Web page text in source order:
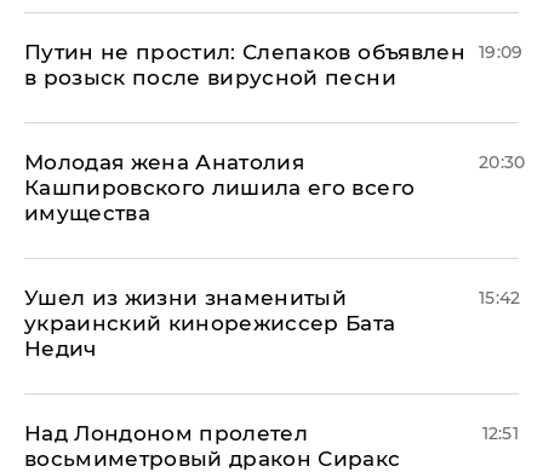
Путин не простил: Слепаков объявлен
в розыск после вирусной песни
19:09
Молодая жена Анатолия
Кашпировского лишила его всего
имущества
20:30
Ушел из жизни знаменитый
украинский кинорежиссер Бата
Недич
15:42
Над Лондоном пролетел
восьмиметровый дракон Сиракс
12:51